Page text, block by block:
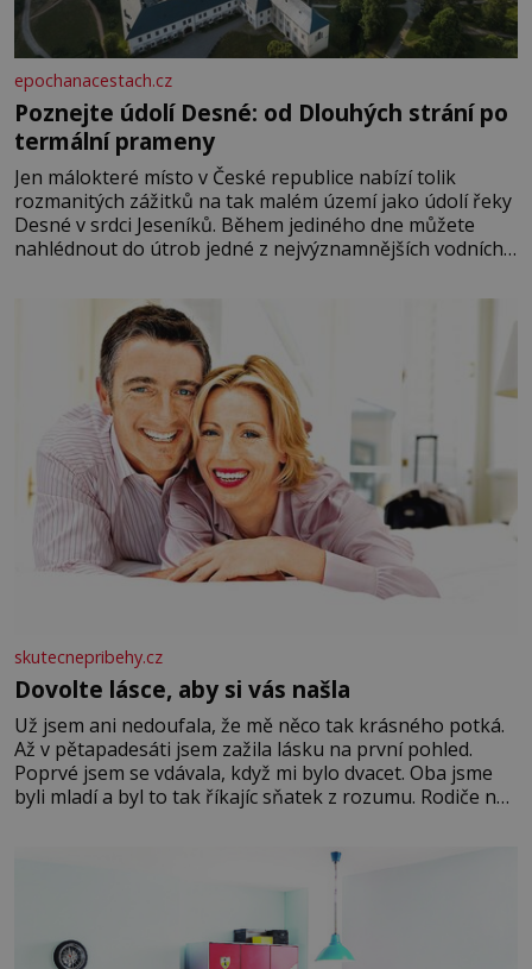
epochanacestach.cz
Poznejte údolí Desné: od Dlouhých strání po
termální prameny
Jen málokteré místo v České republice nabízí tolik
rozmanitých zážitků na tak malém území jako údolí řeky
Desné v srdci Jeseníků. Během jediného dne můžete
nahlédnout do útrob jedné z nejvýznamnějších vodních
se na koloběžce a den zakončit poznáváním památek ve
Velkých Losinách nebo v termálním
skutecnepribehy.cz
Dovolte lásce, aby si vás našla
Už jsem ani nedoufala, že mě něco tak krásného potká.
Až v pětapadesáti jsem zažila lásku na první pohled.
Poprvé jsem se vdávala, když mi bylo dvacet. Oba jsme
byli mladí a byl to tak říkajíc sňatek z rozumu. Rodiče nás